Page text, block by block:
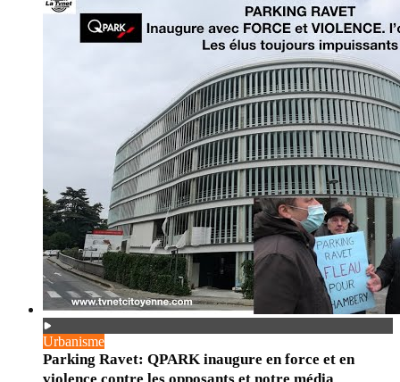
Urbanisme
Parking Ravet: QPARK inaugure en force et en